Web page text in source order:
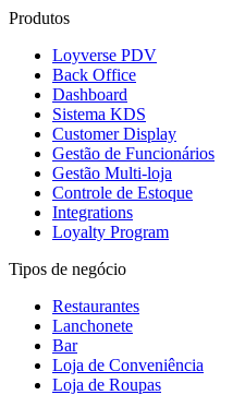
Produtos
Loyverse PDV
Back Office
Dashboard
Sistema KDS
Customer Display
Gestão de Funcionários
Gestão Multi-loja
Controle de Estoque
Integrations
Loyalty Program
Tipos de negócio
Restaurantes
Lanchonete
Bar
Loja de Conveniência
Loja de Roupas